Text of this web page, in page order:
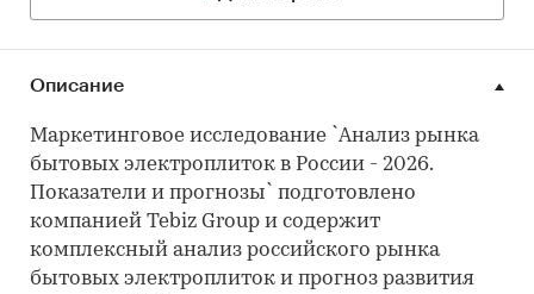
Описание
Маркетинговое исследование `Анализ рынка
бытовых электроплиток в России - 2026.
Показатели и прогнозы` подготовлено
компанией Tebiz Group и содержит
комплексный анализ российского рынка
бытовых электроплиток и прогноз развития